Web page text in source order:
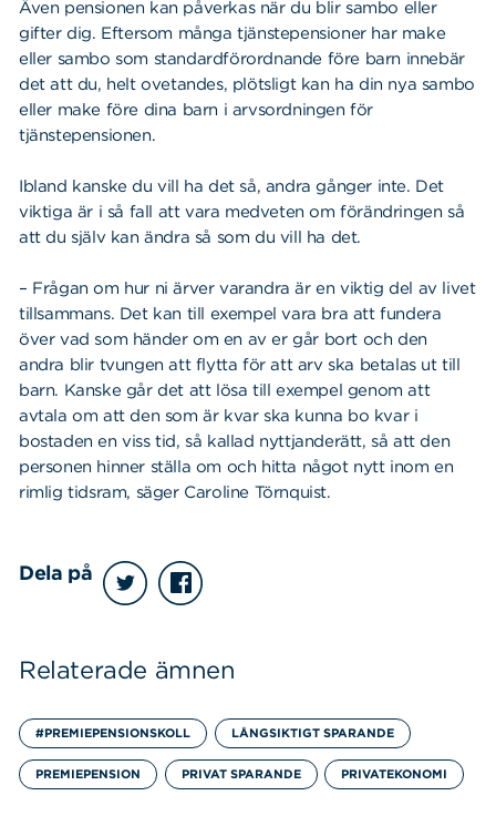
Även pensionen kan påverkas när du blir sambo eller
gifter dig. Eftersom många tjänstepensioner har make
eller sambo som standardförordnande före barn innebär
det att du, helt ovetandes, plötsligt kan ha din nya sambo
eller make före dina barn i arvsordningen för
tjänstepensionen.
Ibland kanske du vill ha det så, andra gånger inte. Det
viktiga är i så fall att vara medveten om förändringen så
att du själv kan ändra så som du vill ha det.
– Frågan om hur ni ärver varandra är en viktig del av livet
tillsammans. Det kan till exempel vara bra att fundera
över vad som händer om en av er går bort och den
andra blir tvungen att flytta för att arv ska betalas ut till
barn. Kanske går det att lösa till exempel genom att
avtala om att den som är kvar ska kunna bo kvar i
bostaden en viss tid, så kallad nyttjanderätt, så att den
personen hinner ställa om och hitta något nytt inom en
rimlig tidsram, säger Caroline Törnquist.
Dela på
Relaterade ämnen
#PREMIEPENSIONSKOLL LÅNGSIKTIGT SPARANDE
PREMIEPENSION PRIVAT SPARANDE PRIVATEKONOMI
Sök på sidan:Sök
efter: